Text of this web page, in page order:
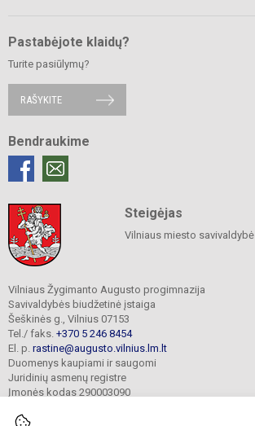
Pastabėjote klaidų?
Turite pasiūlymų?
RAŠYKITE
Bendraukime
Steigėjas
Vilniaus miesto savivaldybė
Vilniaus Žygimanto Augusto progimnazija
Savivaldybės biudžetinė įstaiga
Šeškinės g., Vilnius 07153
Tel./ faks. +370 5 246 8454
El. p. rastine@augusto.vilnius.lm.lt
Duomenys kaupiami ir saugomi
Juridinių asmenų registre
Įmonės kodas 290003090